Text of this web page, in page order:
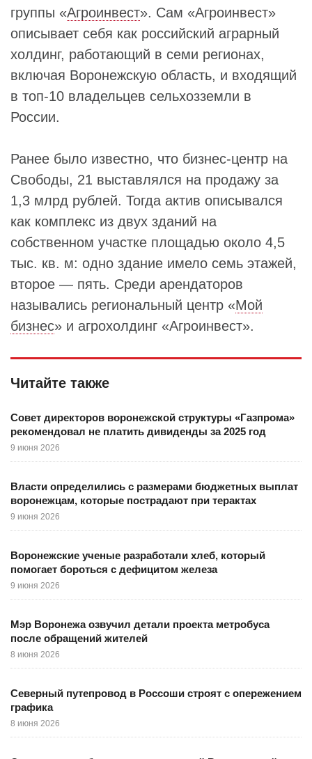
группы «Агроинвест». Сам «Агроинвест»
описывает себя как российский аграрный
холдинг, работающий в семи регионах,
включая Воронежскую область, и входящий
в топ-10 владельцев сельхозземли в
России.
Ранее было известно, что бизнес-центр на
Свободы, 21 выставлялся на продажу за
1,3 млрд рублей. Тогда актив описывался
как комплекс из двух зданий на
собственном участке площадью около 4,5
тыс. кв. м: одно здание имело семь этажей,
второе — пять. Среди арендаторов
назывались региональный центр «Мой
бизнес» и агрохолдинг «Агроинвест».
Читайте также
Совет директоров воронежской структуры «Газпрома»
рекомендовал не платить дивиденды за 2025 год
9 июня 2026
Власти определились с размерами бюджетных выплат
воронежцам, которые пострадают при терактах
9 июня 2026
Воронежские ученые разработали хлеб, который
помогает бороться с дефицитом железа
9 июня 2026
Мэр Воронежа озвучил детали проекта метробуса
после обращений жителей
8 июня 2026
Северный путепровод в Россоши строят с опережением
графика
8 июня 2026